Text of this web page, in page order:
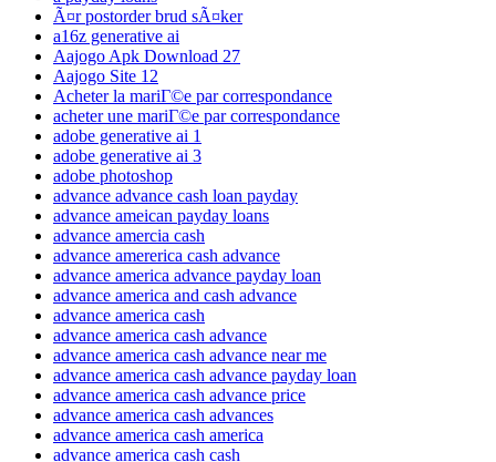
Ã¤r postorder brud sÃ¤ker
a16z generative ai
Aajogo Apk Download 27
Aajogo Site 12
Acheter la mariГ©e par correspondance
acheter une mariГ©e par correspondance
adobe generative ai 1
adobe generative ai 3
adobe photoshop
advance advance cash loan payday
advance ameican payday loans
advance amercia cash
advance amererica cash advance
advance america advance payday loan
advance america and cash advance
advance america cash
advance america cash advance
advance america cash advance near me
advance america cash advance payday loan
advance america cash advance price
advance america cash advances
advance america cash america
advance america cash cash